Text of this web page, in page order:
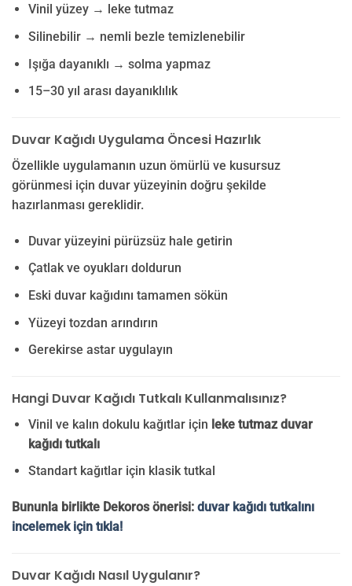
Vinil yüzey → leke tutmaz
Silinebilir → nemli bezle temizlenebilir
Işığa dayanıklı → solma yapmaz
15–30 yıl arası dayanıklılık
Duvar Kağıdı Uygulama Öncesi Hazırlık
Özellikle uygulamanın uzun ömürlü ve kusursuz
görünmesi için duvar yüzeyinin doğru şekilde
hazırlanması gereklidir.
Duvar yüzeyini pürüzsüz hale getirin
Çatlak ve oyukları doldurun
Eski duvar kağıdını tamamen sökün
Yüzeyi tozdan arındırın
Gerekirse astar uygulayın
Hangi Duvar Kağıdı Tutkalı Kullanmalısınız?
Vinil ve kalın dokulu kağıtlar için leke tutmaz duvar
kağıdı tutkalı
Standart kağıtlar için klasik tutkal
Bununla birlikte Dekoros önerisi: duvar kağıdı tutkalını
incelemek için tıkla!
Duvar Kağıdı Nasıl Uygulanır?